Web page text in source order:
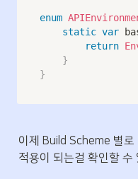
enum
static var
return
}
}
이제 Build Scheme 별로
적용이 되는걸 확인할